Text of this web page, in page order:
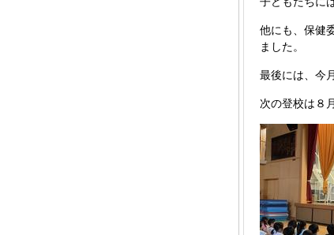
他にも、保健
ました。
最後には、今
次の登校は８